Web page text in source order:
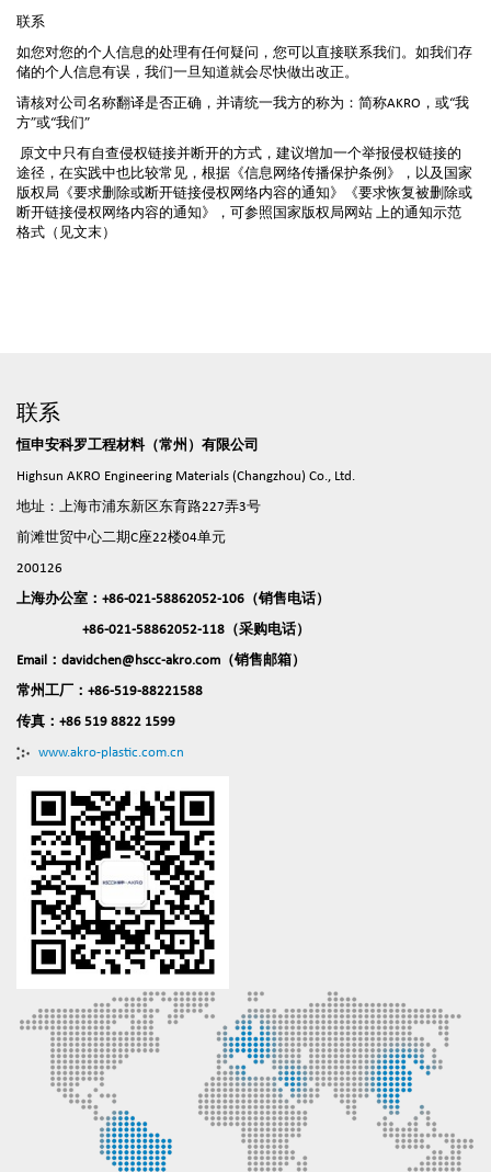
联系
如您对您的个人信息的处理有任何疑问，您可以直接联系我们。如我们存
储的个人信息有误，我们一旦知道就会尽快做出改正。
请核对公司名称翻译是否正确，并请统一我方的称为：简称AKRO，或“我
方”或“我们”
原文中只有自查侵权链接并断开的方式，建议增加一个举报侵权链接的
途径，在实践中也比较常见，根据《信息网络传播保护条例》，以及国家
版权局《要求删除或断开链接侵权网络内容的通知》《要求恢复被删除或
断开链接侵权网络内容的通知》，可参照国家版权局网站 上的通知示范
格式（见文末）
联系
恒申安科罗工程材料（常州）有限公司
Highsun AKRO Engineering Materials (Changzhou) Co., Ltd.
地址：上海市浦东新区东育路227弄3号
前滩世贸中心二期C座22楼04单元
200126
上海办公室：+86-021-58862052-106（销售电话）
+86-021-58862052-118（采购电话）
Email：davidchen@hscc-akro.com（销售邮箱）
常州工厂：+86-519-88221588
传真：+86 519 8822 1599
www.akro-plastic.com.cn